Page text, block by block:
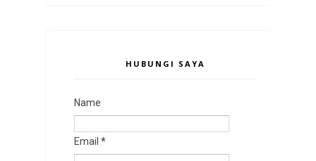
HUBUNGI SAYA
Name
Email *